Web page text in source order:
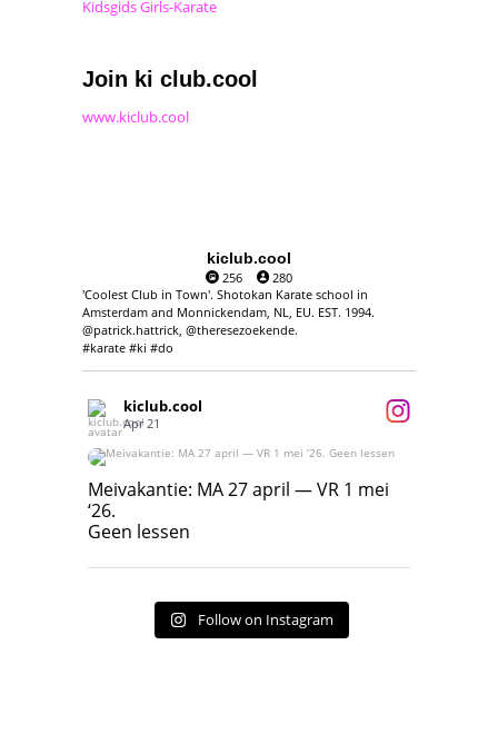
Kidsgids Girls-Karate
Join ki club.cool
www.kiclub.cool
kiclub.cool
256
280
'Coolest Club in Town'. Shotokan Karate school in
Amsterdam and Monnickendam, NL, EU. EST. 1994.
@patrick.hattrick, @theresezoekende.
#karate #ki #do
kiclub.cool
Apr 21
Meivakantie: MA 27 april — VR 1 mei ‘26.
Geen lessen
Meivakantie: MA 27 april — VR 1 mei
‘26.
Geen lessen
Follow on Instagram